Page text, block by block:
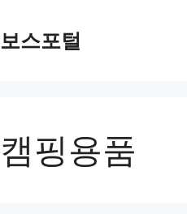
보스포털
캠핑용품